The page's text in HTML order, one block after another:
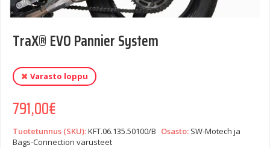
TraX® EVO Pannier System
Varasto loppu
791,00€
Tuotetunnus (SKU):KFT.06.135.50100/B Osasto: SW-Motech ja
Bags-Connection varusteet